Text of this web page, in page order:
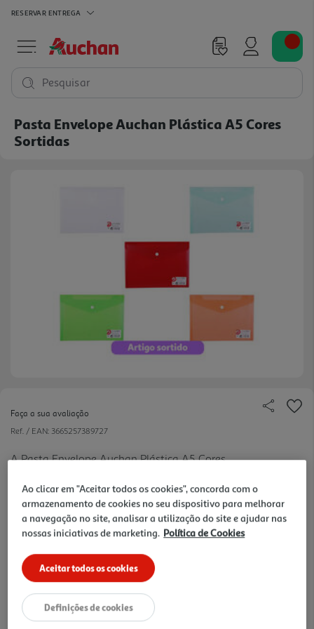
RESERVAR ENTREGA
Pesquisar
Pasta Envelope Auchan Plástica A5 Cores
Sortidas
Faça a sua avaliação
Ref. / EAN: 3665257389727
A Pasta Envelope Auchan Plástica A5 Cores
projetado para acomodar folhas de tamanho
148mm x 210mm. A pasta é feita de material
plástico transparente, o que permite uma
visualização rápida do conteúdo que está dentro
do envelope, sem a necessidade de abrilo. O
envelope possui um botão divertido como
fechamento, que é uma forma de sistema de botão
de pressão que ajuda a manter o envelope fechado
0.95 €/un
0,95 €
Notas de preparação
Ao clicar em "Aceitar todos os cookies", concorda com o
armazenamento de cookies no seu dispositivo para melhorar
a navegação no site, analisar a utilização do site e ajudar nas
nossas iniciativas de marketing. Política de Cookies
Aceitar todos os cookies
Definições de cookies